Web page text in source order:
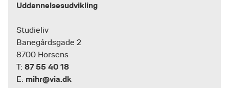
Uddannelsesudvikling
Studieliv
Banegårdsgade 2
8700 Horsens
T: 87 55 40 18
E: mihr@via.dk